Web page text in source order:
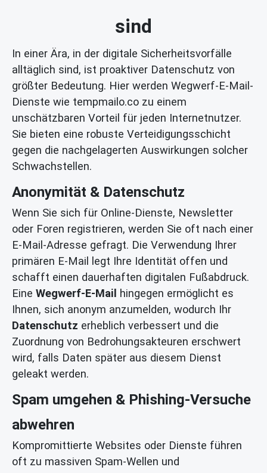
sind
In einer Ära, in der digitale Sicherheitsvorfälle
alltäglich sind, ist proaktiver Datenschutz von
größter Bedeutung. Hier werden Wegwerf-E-Mail-
Dienste wie tempmailo.co zu einem
unschätzbaren Vorteil für jeden Internetnutzer.
Sie bieten eine robuste Verteidigungsschicht
gegen die nachgelagerten Auswirkungen solcher
Schwachstellen.
Anonymität & Datenschutz
Wenn Sie sich für Online-Dienste, Newsletter
oder Foren registrieren, werden Sie oft nach einer
E-Mail-Adresse gefragt. Die Verwendung Ihrer
primären E-Mail legt Ihre Identität offen und
schafft einen dauerhaften digitalen Fußabdruck.
Eine Wegwerf-E-Mail
hingegen ermöglicht es
Ihnen, sich anonym anzumelden, wodurch Ihr
Datenschutz erheblich verbessert und die
Zuordnung von Bedrohungsakteuren erschwert
wird, falls Daten später aus diesem Dienst
geleakt werden.
Spam umgehen & Phishing-Versuche
abwehren
Kompromittierte Websites oder Dienste führen
oft zu massiven Spam-Wellen und